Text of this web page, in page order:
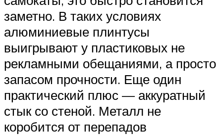
заметно. В таких условиях
алюминиевые плинтусы
выигрывают у пластиковых не
рекламными обещаниями, а просто
запасом прочности. Еще один
практический плюс — аккуратный
стык со стеной. Металл не
коробится от перепадов